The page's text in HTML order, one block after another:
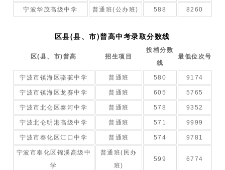
宁波华茂高级中学 普通班(公办班) 588 8260
区县(县、市)普高中考录取分数线
区(县、市)普高 招生项目
投档分数
线
最低位次号
宁波市镇海区骆驼中学 普通班 580 9174
宁波市镇海区龙赛中学 普通班 605 5765
宁波市北仑区泰河中学 普通班 578 9352
宁波北仑明港高级中学 普通班 571 9999
宁波市奉化区江口中学 普通班 574 9781
宁波市奉化区锦溪高级中
学
普通班(民办
班)
599 6774